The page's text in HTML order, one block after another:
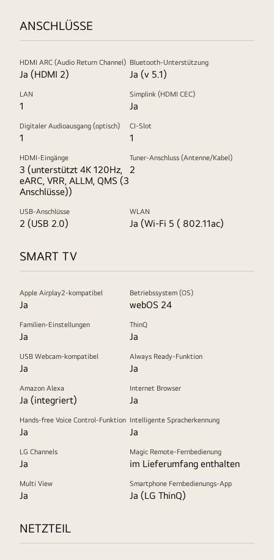
ANSCHLÜSSE
HDMI ARC (Audio Return Channel)
Ja (HDMI 2)
Bluetooth-Unterstützung
Ja (v 5.1)
LAN
1
Simplink (HDMI CEC)
Ja
Digitaler Audioausgang (optisch)
1
CI-Slot
1
HDMI-Eingänge
3 (unterstützt 4K 120Hz,
eARC, VRR, ALLM, QMS (3
Anschlüsse))
Tuner-Anschluss (Antenne/Kabel)
2
USB-Anschlüsse
2 (USB 2.0)
WLAN
Ja (Wi-Fi 5 ( 802.11ac)
SMART TV
Apple Airplay2-kompatibel
Ja
Betriebssystem (OS)
webOS 24
Familien-Einstellungen
Ja
ThinQ
Ja
USB Webcam-kompatibel
Ja
Always Ready-Funktion
Ja
Amazon Alexa
Ja (integriert)
Internet Browser
Ja
Hands-free Voice Control-Funktion
Ja
Intelligente Spracherkennung
Ja
LG Channels
Ja
Magic Remote-Fernbedienung
im Lieferumfang enthalten
Multi View
Ja
Smartphone Fernbedienungs-App
Ja (LG ThinQ)
NETZTEIL